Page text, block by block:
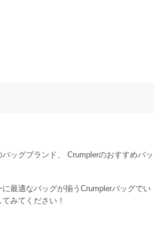
ッグブランド、 Crumplerのおすすめバッ
最適なバッグが揃うCrumplerバッグでい
みてください！